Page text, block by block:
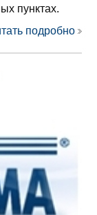
пунктах.
подробно